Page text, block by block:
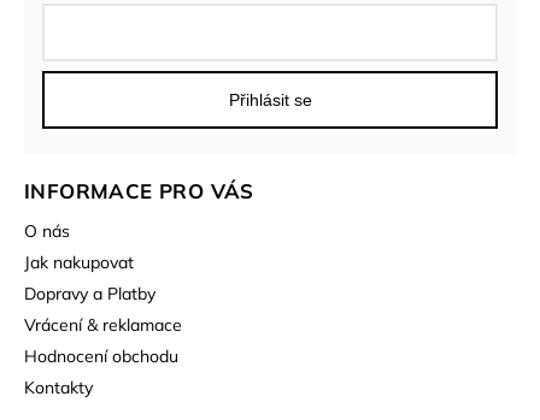
INFORMACE PRO VÁS
O nás
Jak nakupovat
Dopravy a Platby
Vrácení & reklamace
Hodnocení obchodu
Kontakty
Přihlásit se